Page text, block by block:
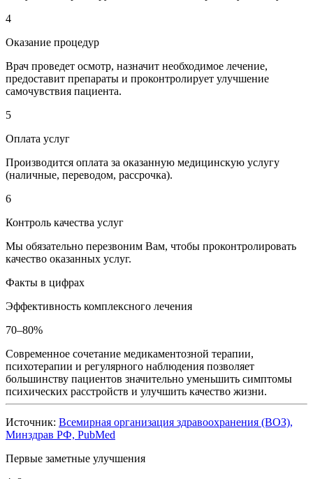
4
Оказание процедур
Врач проведет осмотр, назначит необходимое лечение,
предоставит препараты и проконтролирует улучшение
самочувствия пациента.
5
Оплата услуг
Производится оплата за оказанную медицинскую услугу
(наличные, переводом, рассрочка).
6
Контроль качества услуг
Мы обязательно перезвоним Вам, чтобы проконтролировать
качество оказанных услуг.
Факты в цифрах
Эффективность комплексного лечения
70–80%
Современное сочетание медикаментозной терапии,
психотерапии и регулярного наблюдения позволяет
большинству пациентов значительно уменьшить симптомы
психических расстройств и улучшить качество жизни.
Источник: Всемирная организация здравоохранения (ВОЗ),
Минздрав РФ, PubMed
Первые заметные улучшения